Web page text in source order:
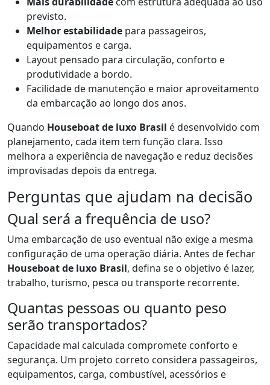
previsto.
Melhor estabilidade para passageiros,
equipamentos e carga.
Layout pensado para circulação, conforto e
produtividade a bordo.
Facilidade de manutenção e maior aproveitamento
da embarcação ao longo dos anos.
Quando Houseboat de luxo Brasil é desenvolvido com
planejamento, cada item tem função clara. Isso
melhora a experiência de navegação e reduz decisões
improvisadas depois da entrega.
Perguntas que ajudam na decisão
Qual será a frequência de uso?
Uma embarcação de uso eventual não exige a mesma
configuração de uma operação diária. Antes de fechar
Houseboat de luxo Brasil, defina se o objetivo é lazer,
trabalho, turismo, pesca ou transporte recorrente.
Quantas pessoas ou quanto peso
serão transportados?
Capacidade mal calculada compromete conforto e
segurança. Um projeto correto considera passageiros,
equipamentos, carga, combustível, acessórios e